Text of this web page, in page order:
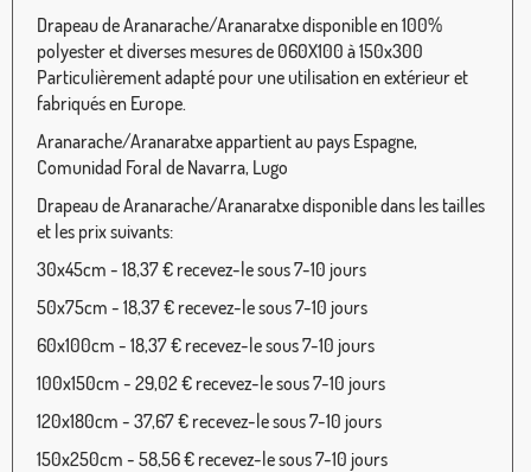
Drapeau de Aranarache/Aranaratxe disponible en 100%
polyester et diverses mesures de 060X100 à 150x300
Particulièrement adapté pour une utilisation en extérieur et
fabriqués en Europe.
Aranarache/Aranaratxe appartient au pays Espagne,
Comunidad Foral de Navarra, Lugo
Drapeau de Aranarache/Aranaratxe disponible dans les tailles
et les prix suivants:
30x45cm - 18,37 € recevez-le sous 7-10 jours
50x75cm - 18,37 € recevez-le sous 7-10 jours
60x100cm - 18,37 € recevez-le sous 7-10 jours
100x150cm - 29,02 € recevez-le sous 7-10 jours
120x180cm - 37,67 € recevez-le sous 7-10 jours
150x250cm - 58,56 € recevez-le sous 7-10 jours